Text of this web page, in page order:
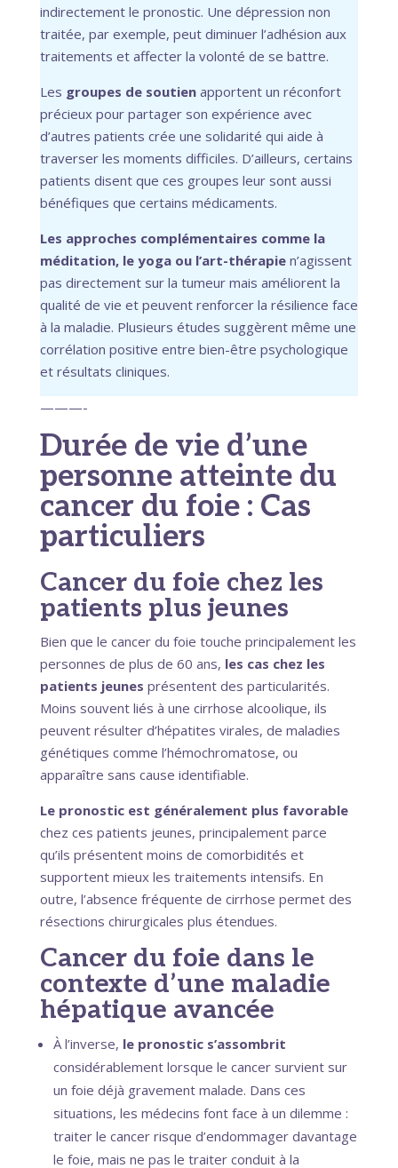
indirectement le pronostic. Une dépression non
traitée, par exemple, peut diminuer l’adhésion aux
traitements et affecter la volonté de se battre.
Les groupes de soutienapportent un réconfort
précieux pour partager son expérience avec
d’autres patients crée une solidarité qui aide à
traverser les moments difficiles. D’ailleurs, certains
patients disent que ces groupes leur sont aussi
bénéfiques que certains médicaments.
Les approches complémentaires comme la
méditation, le yoga ou l’art-thérapien’agissent
pas directement sur la tumeur mais améliorent la
qualité de vie et peuvent renforcer la résilience face
à la maladie. Plusieurs études suggèrent même une
corrélation positive entre bien-être psychologique
et résultats cliniques.
———-
Durée de vie d’une
personne atteinte du
cancer du foie : Cas
particuliers
Cancer du foie chez les
patients plus jeunes
Bien que le cancer du foie touche principalement les
personnes de plus de 60 ans, les cas chez les
patients jeunes présentent des particularités.
Moins souvent liés à une cirrhose alcoolique, ils
peuvent résulter d’hépatites virales, de maladies
génétiques comme l’hémochromatose, ou
apparaître sans cause identifiable.
Le pronostic est généralement plus favorable
chez ces patients jeunes, principalement parce
qu’ils présentent moins de comorbidités et
supportent mieux les traitements intensifs. En
outre, l’absence fréquente de cirrhose permet des
résections chirurgicales plus étendues.
Cancer du foie dans le
contexte d’une maladie
hépatique avancée
À l’inverse, le pronostic s’assombrit
considérablement lorsque le cancer survient sur
un foie déjà gravement malade. Dans ces
situations, les médecins font face à un dilemme :
traiter le cancer risque d’endommager davantage
le foie, mais ne pas le traiter conduit à la